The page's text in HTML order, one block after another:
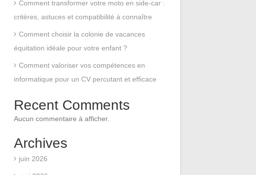
Comment transformer votre moto en side-car :
critères, astuces et compatibilité à connaître
Comment choisir la colonie de vacances
équitation idéale pour votre enfant ?
Comment valoriser vos compétences en
informatique pour un CV percutant et efficace
Recent Comments
Aucun commentaire à afficher.
Archives
juin 2026